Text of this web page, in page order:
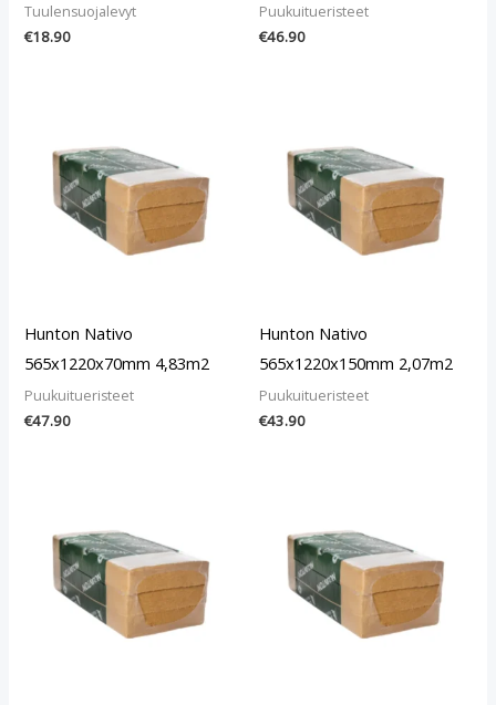
Tuulensuojalevyt
€18.90
Puukuitueristeet
€46.90
Hunton Nativo
565x1220x70mm 4,83m2
Puukuitueristeet
€47.90
Hunton Nativo
565x1220x150mm 2,07m2
Puukuitueristeet
€43.90